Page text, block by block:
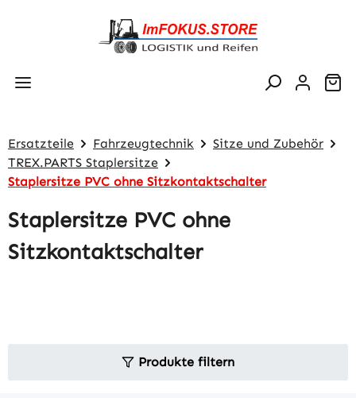
Zum Hauptinhalt springen
Ersatzteile Fahrzeugtechnik
Sitze und Zubehör
TREX.PARTS Staplersitze
Staplersitze PVC ohne Sitzkontaktschalter
Staplersitze PVC ohne
Sitzkontaktschalter
Produkte filtern